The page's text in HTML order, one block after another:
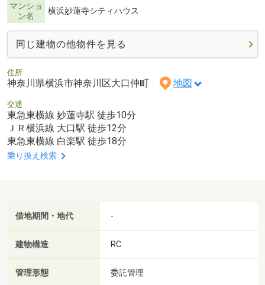
マンショ
ン名
横浜妙蓮寺シティハウス
同じ建物の他物件を見る
住所
神奈川県横浜市神奈川区大口仲町 地図
交通
東急東横線 妙蓮寺駅 徒歩10分
ＪＲ横浜線 大口駅 徒歩12分
東急東横線 白楽駅 徒歩18分
乗り換え検索
借地期間・地代 -
建物構造 RC
管理形態 委託管理